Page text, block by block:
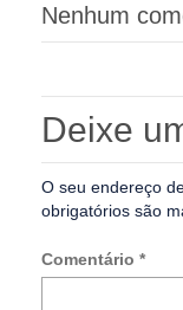
Nenhum
Deixe
O seu endereço
obrigatórios são
Comentário *